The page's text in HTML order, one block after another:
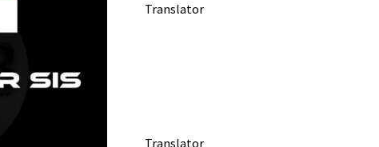
Translator
Translator